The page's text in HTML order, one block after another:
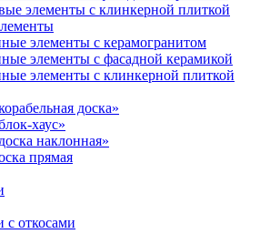
элементы с клинкерной плиткой
элементы с керамогранитом
элементы с фасадной керамикой
элементы с клинкерной плиткой
доска»
хаус»
наклонная»
прямая
откосами